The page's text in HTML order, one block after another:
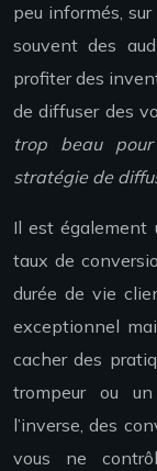
peu informés,
souvent des
profiter des
de diffuser des
trop beau
stratégie de
Il est également
taux de
durée de vie
exceptionnel
cacher des
trompeur ou
l’inverse, des
vous ne